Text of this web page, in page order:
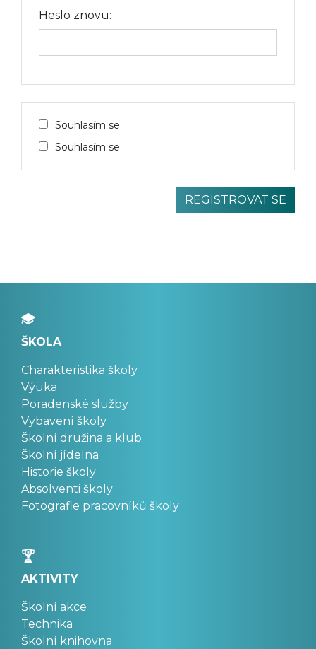
Heslo znovu:
Souhlasím se
Souhlasím se
ŠKOLA
Charakteristika školy
Výuka
Poradenské služby
Vybavení školy
Školní družina a klub
Školní jídelna
Historie školy
Absolventi školy
Fotografie pracovníků školy
AKTIVITY
Školní akce
Technika
Školní knihovna